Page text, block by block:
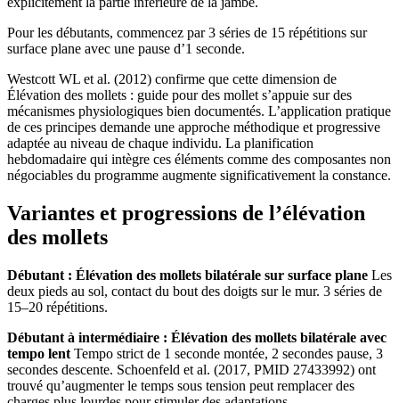
Pour les débutants, commencez par 3 séries de 15 répétitions sur
surface plane avec une pause d’1 seconde.
Westcott WL et al. (2012) confirme que cette dimension de
Élévation des mollets : guide pour des mollet s’appuie sur des
mécanismes physiologiques bien documentés. L’application pratique
de ces principes demande une approche méthodique et progressive
adaptée au niveau de chaque individu. La planification
hebdomadaire qui intègre ces éléments comme des composantes non
négociables du programme augmente significativement la constance.
Variantes et progressions de l’élévation
des mollets
Débutant : Élévation des mollets bilatérale sur surface plane Les
deux pieds au sol, contact du bout des doigts sur le mur. 3 séries de
15–20 répétitions.
Débutant à intermédiaire : Élévation des mollets bilatérale avec
tempo lent Tempo strict de 1 seconde montée, 2 secondes pause, 3
secondes descente. Schoenfeld et al. (2017, PMID 27433992) ont
trouvé qu’augmenter le temps sous tension peut remplacer des